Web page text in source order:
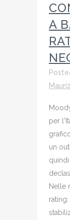
A
per
un
Nelle